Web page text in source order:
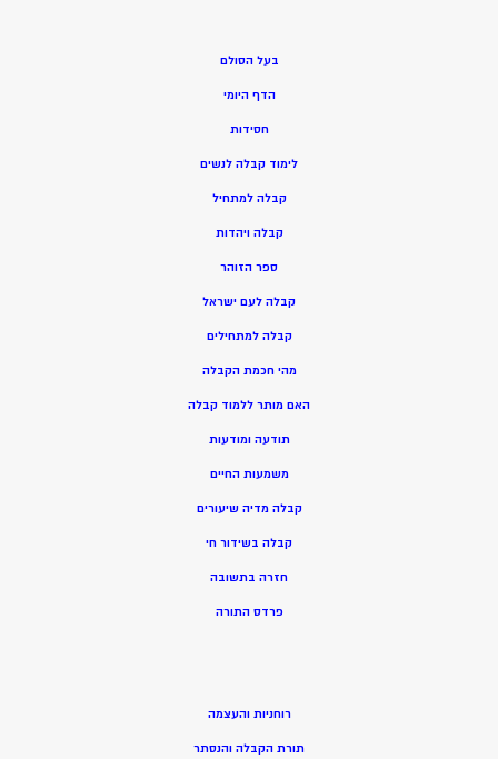
בעל הסולם
הדף היומי
חסידות
לימוד קבלה לנשים
קבלה למתחיל
קבלה ויהדות
ספר הזוהר
קבלה לעם ישראל
קבלה למתחילים
מהי חכמת הקבלה
האם מותר ללמוד קבלה
תודעה ומודעות
משמעות החיים
קבלה מדיה שיעורים
קבלה בשידור חי
חזרה בתשובה
פרדס התורה
רוחניות והעצמה
תורת הקבלה והנסתר